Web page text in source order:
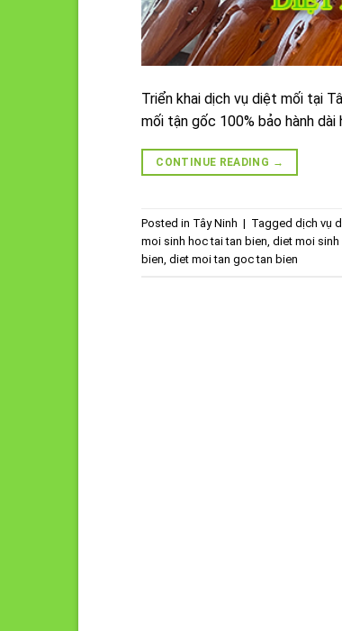
Triển khai dịch vụ diệt mối tại
mối tận gốc 100% bảo hành dài
CONTINUE READING →
Posted in Tây Ninh | Tagged dịch vụ
moi sinh hoc tai tan bien, diet moi sinh
bien, diet moi tan goc tan bien